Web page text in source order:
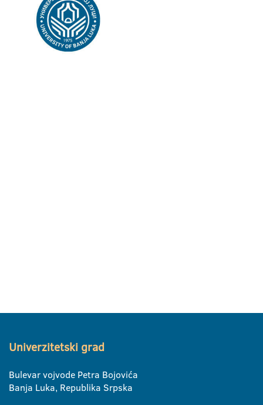
Univerzitetski grad
Bulevar vojvode Petra Bojovića
Banja Luka, Republika Srpska